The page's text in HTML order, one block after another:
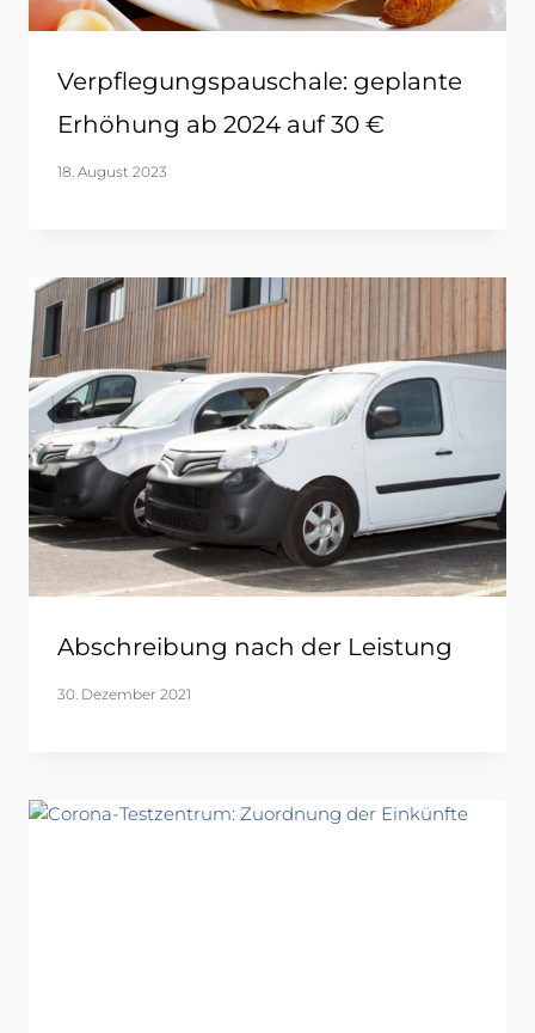
Verpflegungspauschale: geplante
Erhöhung ab 2024 auf 30 €
18. August 2023
Abschreibung nach der Leistung
30. Dezember 2021